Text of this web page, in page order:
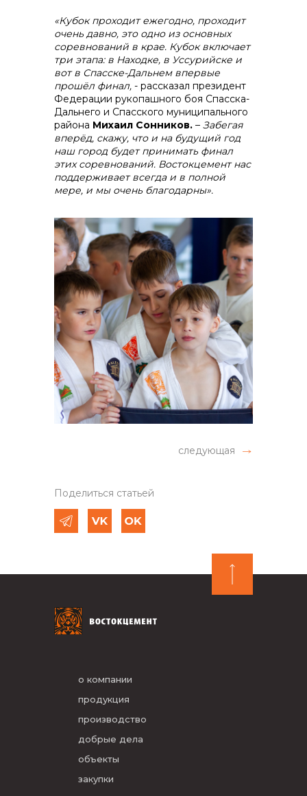
+7 (423) 234 50 50
info@vostokcement.ru
«Кубок проходит ежегодно, проходит
очень давно, это одно из основных
соревнований в крае. Кубок включает
три этапа: в Находке, в Уссурийске и
вот в Спасске-Дальнем впервые
прошёл финал, - рассказал президент
Федерации рукопашного боя Спасска-
Дальнего и Спасского муниципального
района Михаил Сонников. – Забегая
вперёд, скажу, что и на будущий год
наш город будет принимать финал
этих соревнований. Востокцемент нас
поддерживает всегда и в полной
мере, и мы очень благодарны».
следующая
Поделиться статьей
о компании
продукция
производство
добрые дела
объекты
закупки